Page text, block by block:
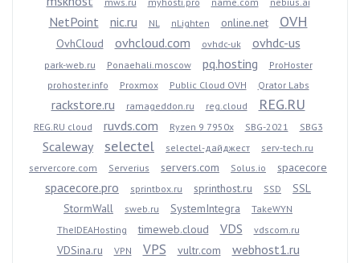
NetPoint nic.ru NL nLighten online.net OVH
OvhCloud ovhcloud.com ovhdc-uk ovhdc-us
park-web.ru Ponaehali.moscow pq.hosting
ProHoster
prohoster.info
Proxmox Public Cloud OVH Qrator Labs
rackstore.ru ramageddon.ru reg.cloud REG.RU
REG.RU cloud ruvds.com Ryzen 9 7950x SBG-2021 SBG3
Scaleway selectel selectel-дайджест
serv-tech.ru
servercore.com
Serverius servers.com Solus.io spacecore
spacecore.pro sprintbox.ru sprinthost.ru SSD
SSL
StormWall
sweb.ru SystemIntegra
TakeWYN
TheIDEAHosting
timeweb.cloud VDS vdscom.ru
VDSina.ru VPN VPS vultr.com webhost1.ru